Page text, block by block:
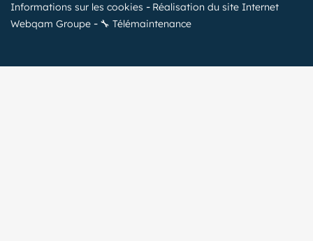
Informations sur les cookies
Réalisation du site Internet
Webqam Groupe
🔧 Télémaintenance